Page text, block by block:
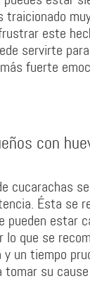
traicionado
este
servirte
fuerte
con
cucarachas
Ésta se
pueden estar
lo que se
un tiempo
tomar su